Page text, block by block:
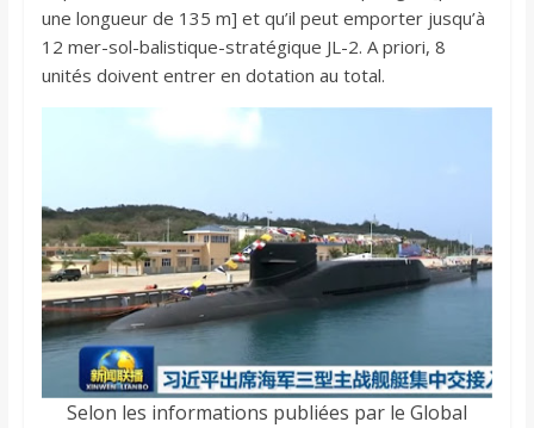
une longueur de 135 m] et qu’il peut emporter jusqu’à
12 mer-sol-balistique-stratégique JL-2. A priori, 8
unités doivent entrer en dotation au total.
Selon les informations publiées par le Global